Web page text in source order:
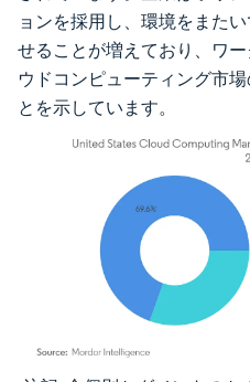
ョンを採用し、環境をまた
せることが増えており、ワ
ウドコンピューティング市
とを示しています。